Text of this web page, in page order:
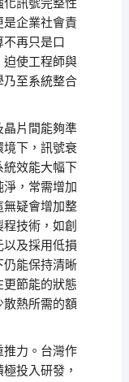
訊號完整性
企業社會責
再只是口
迫使工程師與
乃至系統整合
晶片間能夠準
境下，訊號衰
統效能大幅下
，常需增加
無疑會增加整
技術，如創
及採用低損
仍能保持清晰
節能的狀態
散熱所需的額
推力。台灣作
投入研發，